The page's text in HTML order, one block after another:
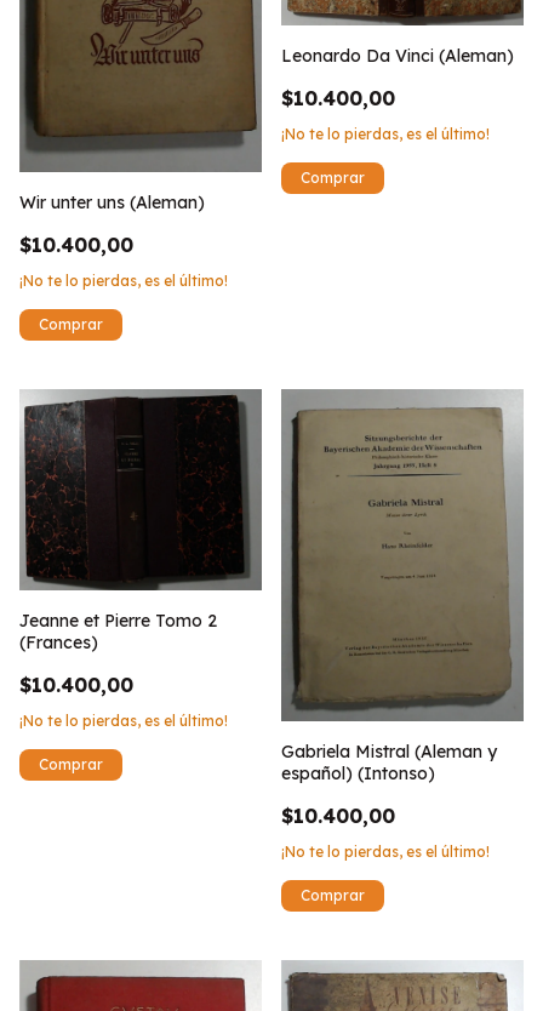
Wir unter uns (Aleman)
$10.400,00
¡No te lo pierdas, es el último!
Leonardo Da Vinci (Aleman)
$10.400,00
¡No te lo pierdas, es el último!
Jeanne et Pierre Tomo 2
(Frances)
$10.400,00
¡No te lo pierdas, es el último!
Gabriela Mistral (Aleman y
español) (Intonso)
$10.400,00
¡No te lo pierdas, es el último!